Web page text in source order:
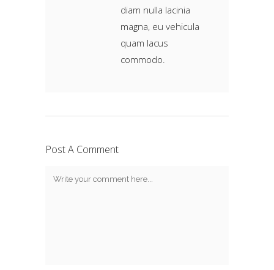
diam nulla lacinia
magna, eu vehicula
quam lacus
commodo.
Post A Comment